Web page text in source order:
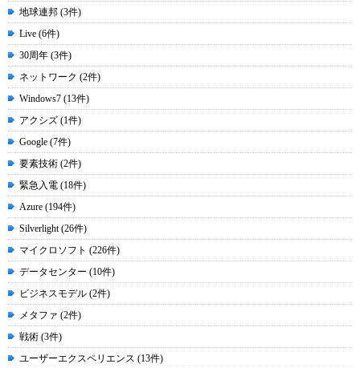
地球連邦 (3件)
Live (6件)
30周年 (3件)
ネットワーク (2件)
Windows7 (13件)
アクシズ (1件)
Google (7件)
要素技術 (2件)
緊急入電 (18件)
Azure (194件)
Silverlight (26件)
マイクロソフト (226件)
データセンター (10件)
ビジネスモデル (2件)
メタファ (2件)
戦術 (3件)
ユーザーエクスペリエンス (13件)